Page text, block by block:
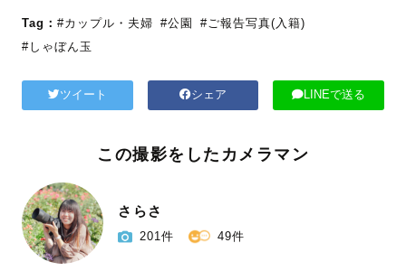
Tag： #カップル・夫婦 #公園
#ご報告写真(入籍)
#しゃぼん玉
ツイート シェア LINEで送る
この撮影をしたカメラマン
さらさ
201件 49件